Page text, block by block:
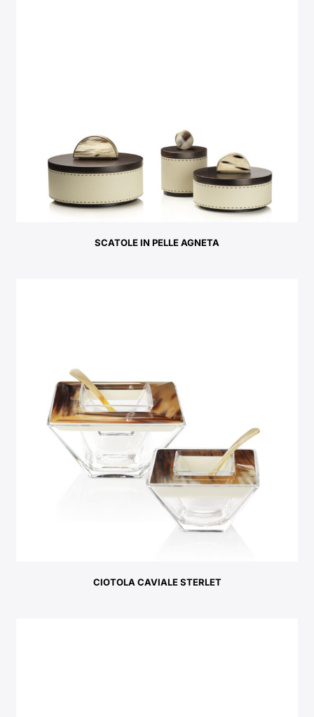
SCATOLE IN PELLE AGNETA
CIOTOLA CAVIALE STERLET